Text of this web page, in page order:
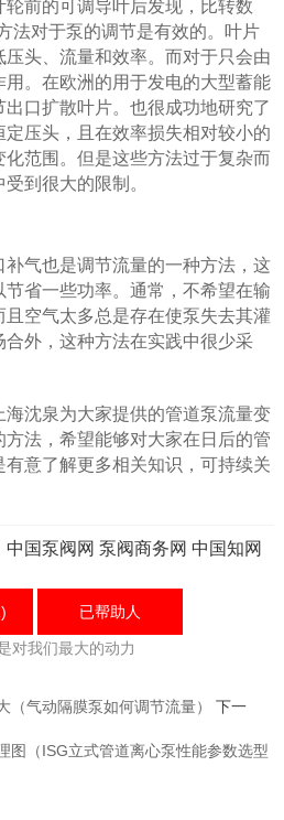
前的可调导叶后发现，比转数
法对于泵的调节是有效的。叶片
头、流量和效率。而对于只会由
。在欧洲的用于发电的大型蓄能
口扩散叶片。也很成功地研究了
压头，且在效率损失相对较小的
范围。但是这些方法过于复杂而
到很大的限制。
气也是调节流量的一种方法，这
省一些功率。通常，不希望在输
空气太多总是存在使泵失去其灌
外，这种方法在实践中很少采
沈泉为大家提供的管道泵流量变
法，希望能够对大家在日后的管
意了解更多相关知识，可持续关
中国泵阀网 泵阀商务网 中国知网
已帮助 人
对我们最大的动力
（气动隔膜泵如何调节流量） 下一
图（ISG立式管道离心泵性能参数选型